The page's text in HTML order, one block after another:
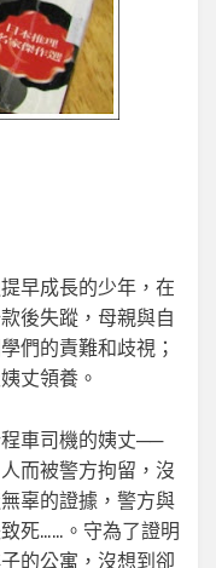
早成長的少年，在
後失蹤，母親與自
們的責難和歧視；
丈領養。
車司機的姨丈──
而被警方拘留，沒
辜的證據，警方與
死……。守為了證明
的公寓，沒想到卻